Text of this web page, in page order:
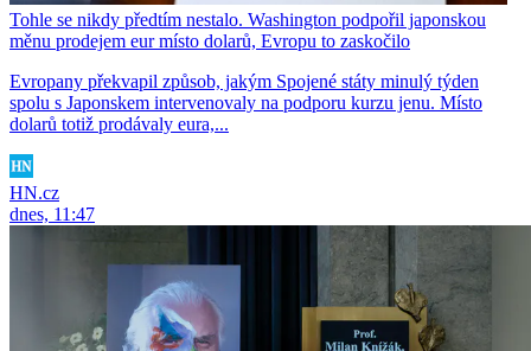
Tohle se nikdy předtím nestalo. Washington podpořil japonskou
měnu prodejem eur místo dolarů, Evropu to zaskočilo
Evropany překvapil způsob, jakým Spojené státy minulý týden
spolu s Japonskem intervenovaly na podporu kurzu jenu. Místo
dolarů totiž prodávaly eura,...
HN.cz
dnes, 11:47